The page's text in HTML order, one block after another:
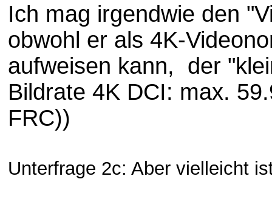
Ich mag irgendwie den
obwohl er als 4K-
aufweisen kann, der
Bildrate 4K DCI: max.
FRC))
Unterfrage 2c: Aber vielleicht